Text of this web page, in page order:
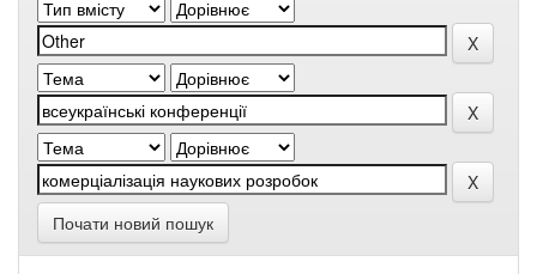
Почати новий пошук